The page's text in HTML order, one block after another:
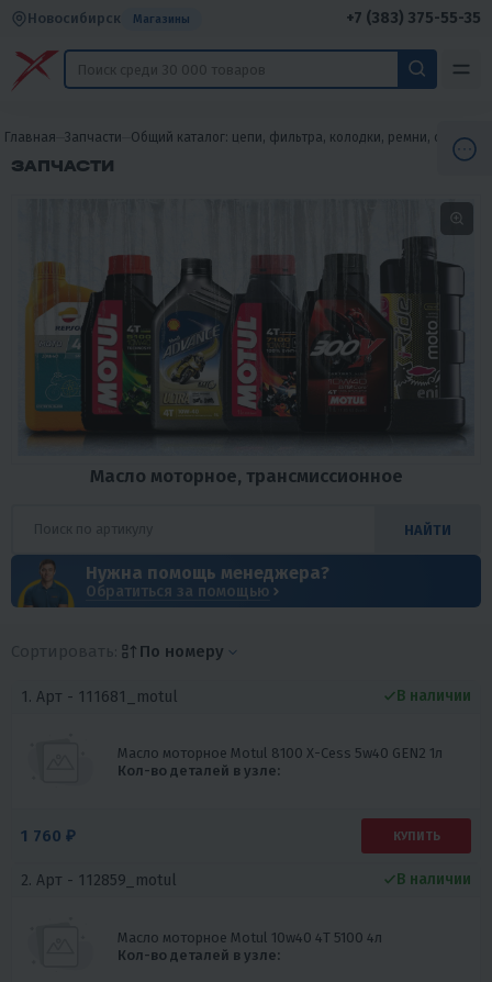
Новосибирск Магазины +7 (383) 375-55-35
Главная Запчасти Общий каталог: цепи, фильтра, колодки, ремни, свечи,
ЗАПЧАСТИ
Масло моторное, трансмиссионное
НАЙТИ
Нужна помощь менеджера?
Обратиться за помощью
По номеру
1. Арт - 111681_motul
Масло моторное Motul 8100 X-Cess 5w40 GEN2 1л
Кол-во деталей в узле:
В наличии
1 760 ₽ КУПИТЬ
2. Арт - 112859_motul
Масло моторное Motul 10w40 4Т 5100 4л
Кол-во деталей в узле:
В наличии